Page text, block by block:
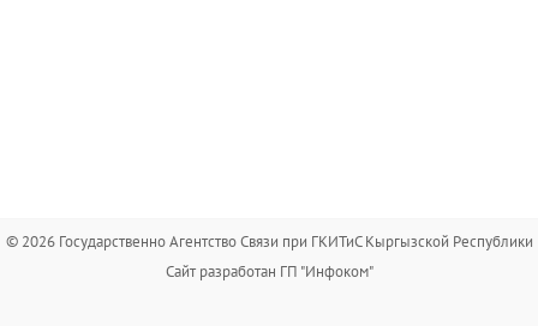
© 2026 Государственно Агентство Связи при ГКИТиС Кыргызской Республики
Сайт разработан ГП "Инфоком"